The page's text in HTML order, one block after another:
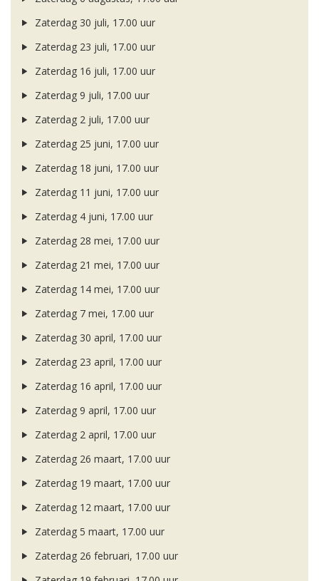
Zaterdag 30 juli, 17.00 uur
Zaterdag 23 juli, 17.00 uur
Zaterdag 16 juli, 17.00 uur
Zaterdag 9 juli, 17.00 uur
Zaterdag 2 juli, 17.00 uur
Zaterdag 25 juni, 17.00 uur
Zaterdag 18 juni, 17.00 uur
Zaterdag 11 juni, 17.00 uur
Zaterdag 4 juni, 17.00 uur
Zaterdag 28 mei, 17.00 uur
Zaterdag 21 mei, 17.00 uur
Zaterdag 14 mei, 17.00 uur
Zaterdag 7 mei, 17.00 uur
Zaterdag 30 april, 17.00 uur
Zaterdag 23 april, 17.00 uur
Zaterdag 16 april, 17.00 uur
Zaterdag 9 april, 17.00 uur
Zaterdag 2 april, 17.00 uur
Zaterdag 26 maart, 17.00 uur
Zaterdag 19 maart, 17.00 uur
Zaterdag 12 maart, 17.00 uur
Zaterdag 5 maart, 17.00 uur
Zaterdag 26 februari, 17.00 uur